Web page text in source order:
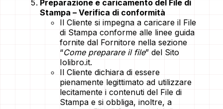
Preparazione e caricamento del File di
Stampa – Verifica di conformità
Il Cliente si impegna a caricare il File
di Stampa conforme alle linee guida
fornite dal Fornitore nella sezione
“Come preparare il file” del Sito
Iolibro.it.
Il Cliente dichiara di essere
pienamente legittimato ad utilizzare
lecitamente i contenuti del File di
Stampa e si obbliga, inoltre, a